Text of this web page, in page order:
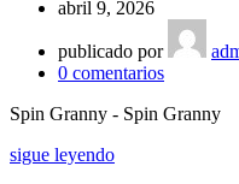
abril 9, 2026
publicado por
0 comentarios
Spin Granny - Spin Granny
sigue leyendo